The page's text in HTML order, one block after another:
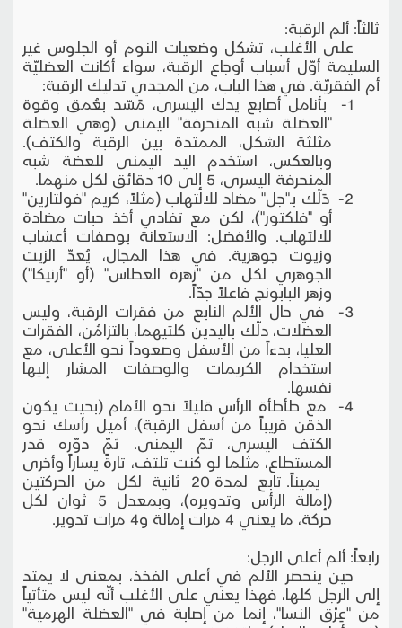
ثالثاً: ألم الرقبة:
على الأغلب، تشكل وضعيات النوم أو الجلوس غير
السليمة أوّل أسباب أوجاع الرقبة، سواء أكانت العضليّة
أم الفقريّة. في هذا الباب، من المجدي تدليك الرقبة:
1- بأنامل أصابع يدك اليسرى، مَسّد بعُمق وقوة
"العضلة شبه المنحرفة" اليمنى (وهي العضلة
مثلثة الشكل، الممتدة بين الرقبة والكتف).
وبالعكس، استخدم اليد اليمنى للعضة شبه
المنحرفة اليسرى، 5 إلى 10 دقائق لكل منهما.
2- دَلّك بـ"جل" مضاد للالتهاب (مثلاً، كريم "فولتارين"
أو "فلكتور")، لكن مع تفادي أخذ حبات مضادة
للالتهاب. والأفضل: الاستعانة بوصفات أعشاب
وزيوت جوهرية. في هذا المجال، يُعدّ الزيت
الجوهري لكل من "زهرة العطاس" (أو "أرنيكا")
وزهر البابونج فاعلاً جدّاً.
3- في حال الألم النابع من فقرات الرقبة، وليس
العضلات، دلّك باليدين كلتيهما، بالتزامُن، الفقرات
العليا، بدءاً من الأسفل وصعوداً نحو الأعلى، مع
استخدام الكريمات والوصفات المشار إليها
نفسها.
4- مع طأطأة الرأس قليلاً نحو الأمام (بحيث يكون
الذقن قريباً من أسفل الرقبة)، أميل رأسك نحو
الكتف اليسرى، ثمّ اليمنى. ثمّ دوّره قدر
المستطاع، مثلما لو كنت تلتف، تارةً يساراً وأخرى
يميناً. تابع لمدة 20 ثانية لكل من الحركتين
(إمالة الرأس وتدويره)، وبمعدل 5 ثوان لكل
حركة، ما يعني 4 مرات إمالة و4 مرات تدوير.
رابعاً: ألم أعلى الرجل:
حين ينحصر الألم في أعلى الفخذ، بمعنى لا يمتد
إلى الرجل كلها، فهذا يعني على الأغلب أنّه ليس متأتياً
من "عِرْق النسا"، إنما من إصابة في "العضلة الهرمية"